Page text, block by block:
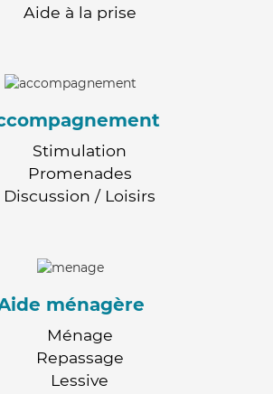
Aide à la prise
Stimulation
Promenades
Discussion / Loisirs
ménagère
Ménage
Repassage
Lessive